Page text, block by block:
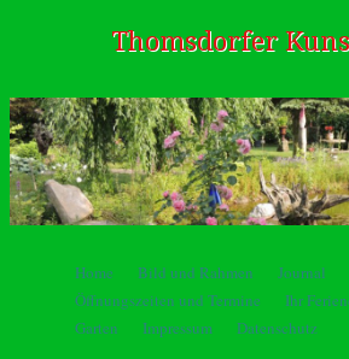
Thomsdorfer
Menü
Springe zum Inhalt
Home Bild und Rahmen
Journal
Öffnungszeiten und Termine
Ihr
Garten
Impressum Datenschutz